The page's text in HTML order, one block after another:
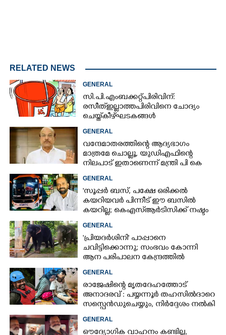
RELATED NEWS
GENERAL
സി.പി.എം ബക്കറ്റ് പിരിവിന്:
രസീത് ഇല്ലാത്ത പിരിവിനെ ചോദ്യം
ചെയ്ത് കീഴ്ഘടകങ്ങൾ
GENERAL
വന്ദേമാതരത്തിന്റെ ആദ്യഭാഗം
മാത്രമേ ചൊല്ലൂ,​ യുഡിഎഫിന്റെ
നിലപാട് ഇതാണെന്ന് മന്ത്രി പി കെ
കുഞ്ഞാലിക്കുട്ടി
GENERAL
'സൂപ്പർ ബസ്, പക്ഷേ ഒരിക്കൽ
കയറിയവർ പിന്നീട് ഈ ബസിൽ
കയറില്ല; കെഎസ്ആർടിസിക്ക് നഷ്ടം
അരലക്ഷം രൂപയോളം'
GENERAL
'പ്രിയദർശിനി' പാപ്പാനെ
ചവിട്ടിക്കൊന്നു; സംഭവം കോന്നി
ആന പരിപാലന കേന്ദ്രത്തിൽ
GENERAL
രാജേഷിന്റെ മൃതദേഹത്തോട്
അനാദരവ് : പയ്യന്നൂർ തഹസിൽദാറെ
സസ്പെൻഡുചെയ്യും, നിർദ്ദേശം നൽകി
മന്ത്രി
GENERAL
ഔദ്യോഗിക വാഹനം കണ്ടില്ല,